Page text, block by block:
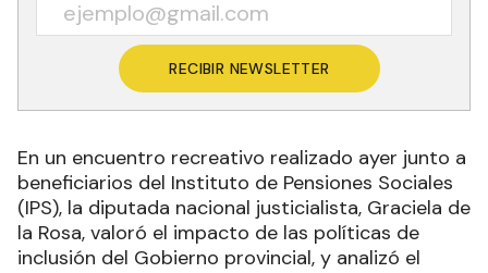
RECIBIR NEWSLETTER
En un encuentro recreativo realizado ayer junto a
beneficiarios del Instituto de Pensiones Sociales
(IPS), la diputada nacional justicialista, Graciela de
la Rosa, valoró el impacto de las políticas de
inclusión del Gobierno provincial, y analizó el